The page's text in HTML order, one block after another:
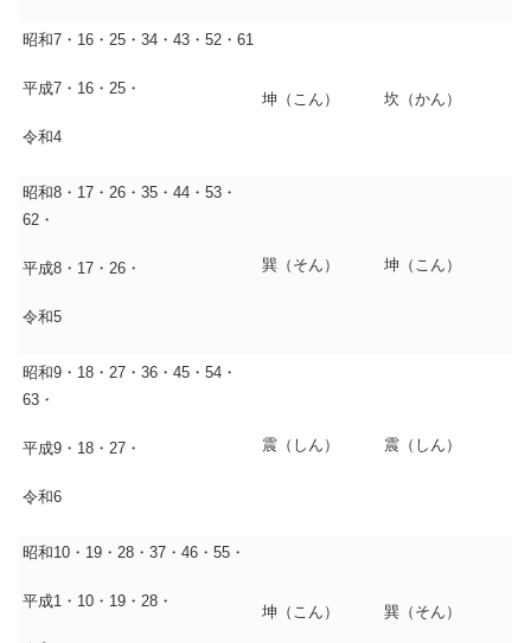
昭和7・16・25・34・43・52・61
平成7・16・25・
令和4
坤（こん） 坎（かん）
昭和8・17・26・35・44・53・
62・
平成8・17・26・
令和5
巽（そん） 坤（こん）
昭和9・18・27・36・45・54・
63・
平成9・18・27・
令和6
震（しん） 震（しん）
昭和10・19・28・37・46・55・
平成1・10・19・28・
坤（こん） 巽（そん）